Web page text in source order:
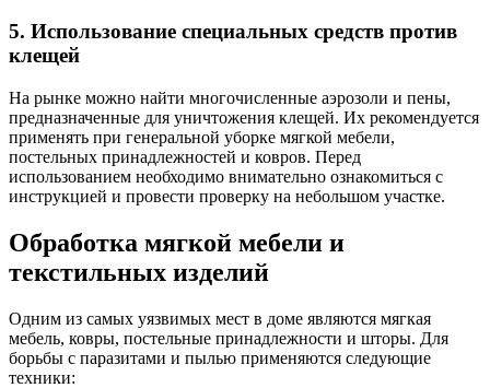
5. Использование специальных средств против
клещей
На рынке можно найти многочисленные аэрозоли и пены,
предназначенные для уничтожения клещей. Их рекомендуется
применять при генеральной уборке мягкой мебели,
постельных принадлежностей и ковров. Перед
использованием необходимо внимательно ознакомиться с
инструкцией и провести проверку на небольшом участке.
Обработка мягкой мебели и
текстильных изделий
Одним из самых уязвимых мест в доме являются мягкая
мебель, ковры, постельные принадлежности и шторы. Для
борьбы с паразитами и пылью применяются следующие
техники: